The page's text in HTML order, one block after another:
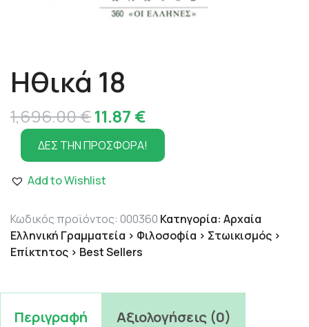
Ηθικά 18
1,696.00€Original
price
was:
1,696.00 €.
11.87 €
τρέχουσα
τιμή
11.87 €.
ΔΕΣ ΤΗΝ ΠΡΟΣΦΟΡΑ!
Add to Wishlist
Κωδικός προϊόντος: 000360 Κατηγορία: Αρχαία
Ελληνική Γραμματεία > Φιλοσοφία > Στωικισμός >
Επίκτητος > Best Sellers
Περιγραφή Αξιολογήσεις (0)